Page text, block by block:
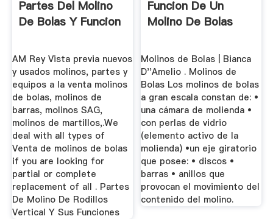
Partes Del Molino
De Bolas Y Funcion
AM Rey Vista previa nuevos
y usados molinos, partes y
equipos a la venta molinos
de bolas, molinos de
barras, molinos SAG,
molinos de martillos,.We
deal with all types of
Venta de molinos de bolas
if you are looking for
partial or complete
replacement of all . Partes
De Molino De Rodillos
Vertical Y Sus Funciones
Funcion De Un
Molino De Bolas
Molinos de Bolas | Bianca
D''Amelio . Molinos de
Bolas Los molinos de bolas
a gran escala constan de: •
una cámara de molienda •
con perlas de vidrio
(elemento activo de la
molienda) •un eje giratorio
que posee: • discos •
barras • anillos que
provocan el movimiento del
contenido del molino.